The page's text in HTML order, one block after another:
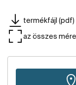
termékfájl (pdf)
az összes